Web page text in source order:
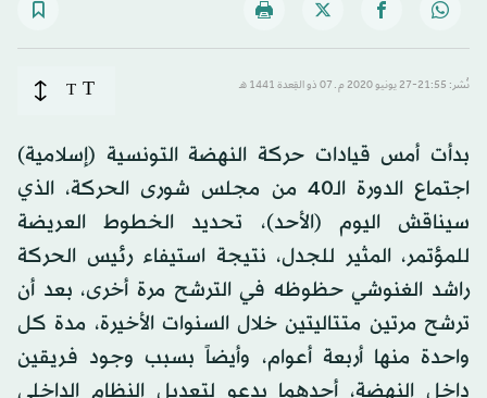
نُشر: 21:55-27 يونيو 2020 م ـ 07 ذو القِعدة 1441 هـ T
T
بدأت أمس قيادات حركة النهضة التونسية (إسلامية)
اجتماع الدورة الـ40 من مجلس شورى الحركة، الذي
سيناقش اليوم (الأحد)، تحديد الخطوط العريضة
للمؤتمر، المثير للجدل، نتيجة استيفاء رئيس الحركة
راشد الغنوشي حظوظه في الترشح مرة أخرى، بعد أن
ترشح مرتين متتاليتين خلال السنوات الأخيرة، مدة كل
واحدة منها أربعة أعوام، وأيضاً بسبب وجود فريقين
داخل النهضة، أحدهما يدعو لتعديل النظام الداخلي